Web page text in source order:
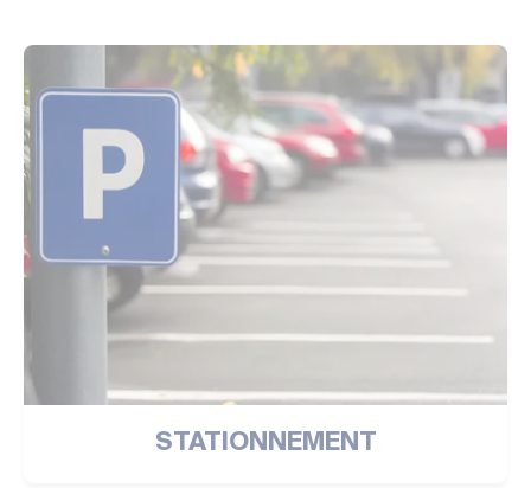
STATIONNEMENT